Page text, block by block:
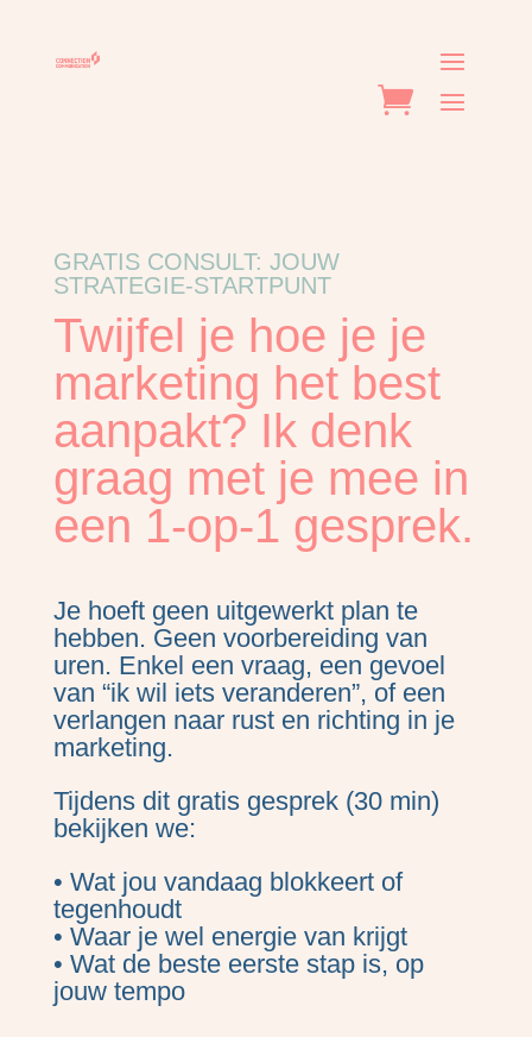
GRATIS CONSULT: JOUW
STRATEGIE-STARTPUNT
Twijfel je hoe je je
marketing het best
aanpakt? Ik denk
graag met je mee in
een 1-op-1 gesprek.
Je hoeft geen uitgewerkt plan te
hebben. Geen voorbereiding van
uren. Enkel een vraag, een gevoel
van “ik wil iets veranderen”, of een
verlangen naar rust en richting in je
marketing.
Tijdens dit gratis gesprek (30 min)
bekijken we:
• Wat jou vandaag blokkeert of
tegenhoudt
• Waar je wel energie van krijgt
• Wat de beste eerste stap is, op
jouw tempo